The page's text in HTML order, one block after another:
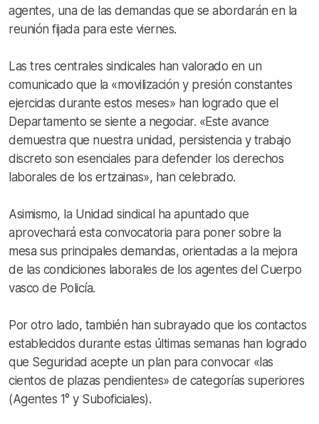
agentes, una de las demandas que se abordarán en la
reunión fijada para este viernes.
Las tres centrales sindicales han valorado en un
comunicado que la «movilización y presión constantes
ejercidas durante estos meses» han logrado que el
Departamento se siente a negociar. «Este avance
demuestra que nuestra unidad, persistencia y trabajo
discreto son esenciales para defender los derechos
laborales de los ertzainas», han celebrado.
Asimismo, la Unidad sindical ha apuntado que
aprovechará esta convocatoria para poner sobre la
mesa sus principales demandas, orientadas a la mejora
de las condiciones laborales de los agentes del Cuerpo
vasco de Policía.
Por otro lado, también han subrayado que los contactos
establecidos durante estas últimas semanas han logrado
que Seguridad acepte un plan para convocar «las
cientos de plazas pendientes» de categorías superiores
(Agentes 1° y Suboficiales).